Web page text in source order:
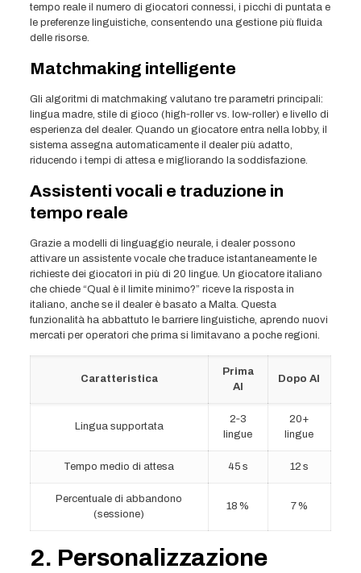
tempo reale il numero di giocatori connessi, i picchi di puntata e
le preferenze linguistiche, consentendo una gestione più fluida
delle risorse.
Matchmaking intelligente
Gli algoritmi di matchmaking valutano tre parametri principali:
lingua madre, stile di gioco (high‑roller vs. low‑roller) e livello di
esperienza del dealer. Quando un giocatore entra nella lobby, il
sistema assegna automaticamente il dealer più adatto,
riducendo i tempi di attesa e migliorando la soddisfazione.
Assistenti vocali e traduzione in
tempo reale
Grazie a modelli di linguaggio neurale, i dealer possono
attivare un assistente vocale che traduce istantaneamente le
richieste dei giocatori in più di 20 lingue. Un giocatore italiano
che chiede “Qual è il limite minimo?” riceve la risposta in
italiano, anche se il dealer è basato a Malta. Questa
funzionalità ha abbattuto le barriere linguistiche, aprendo nuovi
mercati per operatori che prima si limitavano a poche regioni.
Caratteristica
Prima
AI
Dopo AI
Lingua supportata
2‑3
lingue
20+
lingue
Tempo medio di attesa 45 s 12 s
Percentuale di abbandono
(sessione)
18 % 7 %
2. Personalizzazione